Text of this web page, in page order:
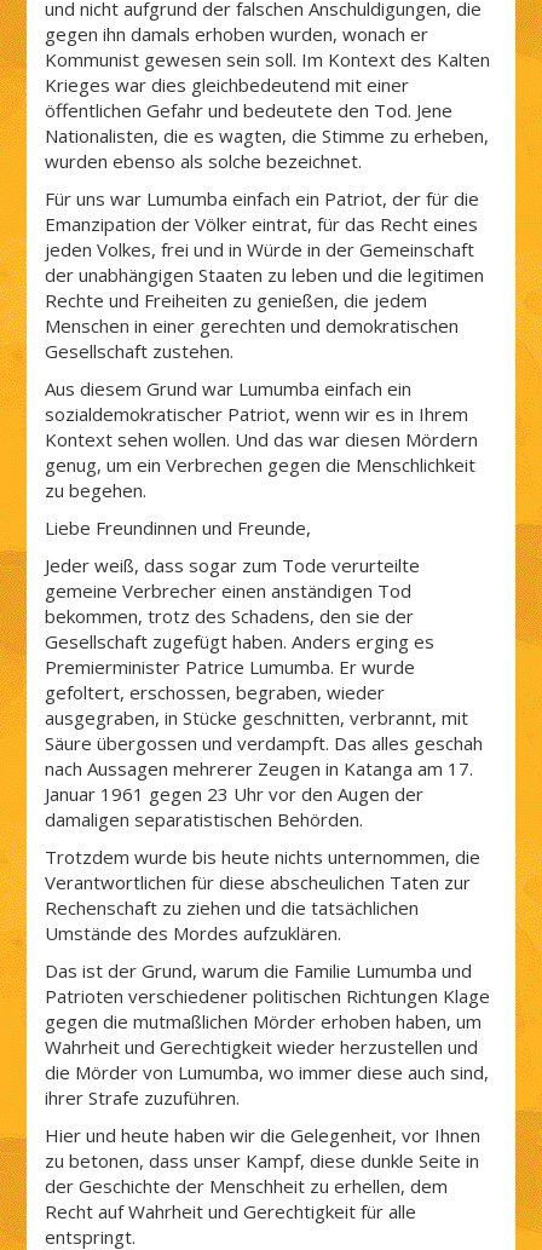
und nicht aufgrund der falschen Anschuldigungen, die
gegen ihn damals erhoben wurden, wonach er
Kommunist gewesen sein soll. Im Kontext des Kalten
Krieges war dies gleichbedeutend mit einer
öffentlichen Gefahr und bedeutete den Tod. Jene
Nationalisten, die es wagten, die Stimme zu erheben,
wurden ebenso als solche bezeichnet.
Für uns war Lumumba einfach ein Patriot, der für die
Emanzipation der Völker eintrat, für das Recht eines
jeden Volkes, frei und in Würde in der Gemeinschaft
der unabhängigen Staaten zu leben und die legitimen
Rechte und Freiheiten zu genießen, die jedem
Menschen in einer gerechten und demokratischen
Gesellschaft zustehen.
Aus diesem Grund war Lumumba einfach ein
sozialdemokratischer Patriot, wenn wir es in Ihrem
Kontext sehen wollen. Und das war diesen Mördern
genug, um ein Verbrechen gegen die Menschlichkeit
zu begehen.
Liebe Freundinnen und Freunde,
Jeder weiß, dass sogar zum Tode verurteilte
gemeine Verbrecher einen anständigen Tod
bekommen, trotz des Schadens, den sie der
Gesellschaft zugefügt haben. Anders erging es
Premierminister Patrice Lumumba. Er wurde
gefoltert, erschossen, begraben, wieder
ausgegraben, in Stücke geschnitten, verbrannt, mit
Säure übergossen und verdampft. Das alles geschah
nach Aussagen mehrerer Zeugen in Katanga am 17.
Januar 1961 gegen 23 Uhr vor den Augen der
damaligen separatistischen Behörden.
Trotzdem wurde bis heute nichts unternommen, die
Verantwortlichen für diese abscheu­lichen Taten zur
Rechenschaft zu ziehen und die tatsächlichen
Umstände des Mordes aufzuklären.
Das ist der Grund, warum die Familie Lumumba und
Patrioten verschiedener politischen Richtungen Klage
gegen die mutmaßlichen Mörder erhoben haben, um
Wahrheit und Gerechtigkeit wieder herzustellen und
die Mörder von Lumumba, wo immer diese auch sind,
ihrer Strafe zuzuführen.
Hier und heute haben wir die Gelegenheit, vor Ihnen
zu betonen, dass unser Kampf, diese dunkle Seite in
der Geschichte der Menschheit zu erhellen, dem
Recht auf Wahrheit und Gerechtigkeit für alle
entspringt.